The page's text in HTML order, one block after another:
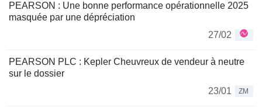
PEARSON : Une bonne performance opérationnelle 2025
masquée par une dépréciation
27/02
PEARSON PLC : Kepler Cheuvreux de vendeur à neutre
sur le dossier
23/01
ZM